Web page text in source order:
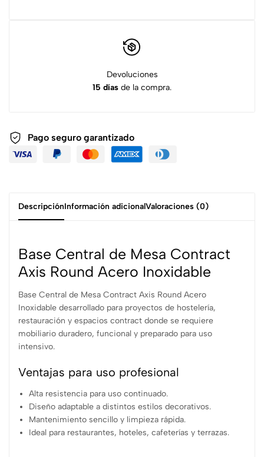
Devoluciones
15 días de la compra.
Pago seguro garantizado
DescripciónInformación adicionalValoraciones (0)
Base Central de Mesa Contract
Axis Round Acero Inoxidable
Base Central de Mesa Contract Axis Round Acero
Inoxidable desarrollado para proyectos de hostelería,
restauración y espacios contract donde se requiere
mobiliario duradero, funcional y preparado para uso
intensivo.
Ventajas para uso profesional
Alta resistencia para uso continuado.
Diseño adaptable a distintos estilos decorativos.
Mantenimiento sencillo y limpieza rápida.
Ideal para restaurantes, hoteles, cafeterías y terrazas.